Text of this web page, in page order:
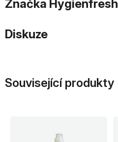
Značka Hygienfresh
Diskuze
Související produkty